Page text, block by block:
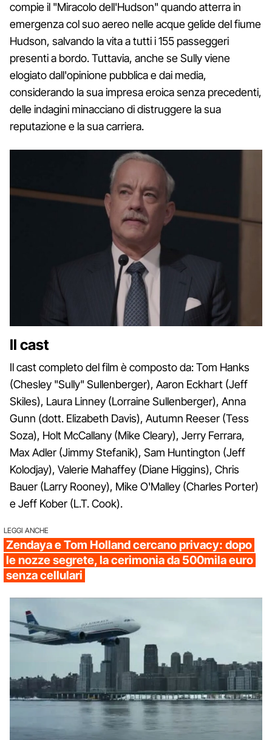
compie il "Miracolo dell'Hudson" quando atterra in
emergenza col suo aereo nelle acque gelide del fiume
Hudson, salvando la vita a tutti i 155 passeggeri
presenti a bordo. Tuttavia, anche se Sully viene
elogiato dall'opinione pubblica e dai media,
considerando la sua impresa eroica senza precedenti,
delle indagini minacciano di distruggere la sua
reputazione e la sua carriera.
Il cast
Il cast completo del film è composto da: Tom Hanks
(Chesley "Sully" Sullenberger), Aaron Eckhart (Jeff
Skiles), Laura Linney (Lorraine Sullenberger), Anna
Gunn (dott. Elizabeth Davis), Autumn Reeser (Tess
Soza), Holt McCallany (Mike Cleary), Jerry Ferrara,
Max Adler (Jimmy Stefanik), Sam Huntington (Jeff
Kolodjay), Valerie Mahaffey (Diane Higgins), Chris
Bauer (Larry Rooney), Mike O'Malley (Charles Porter)
e Jeff Kober (L.T. Cook).
LEGGI ANCHE
Zendaya e Tom Holland cercano privacy: dopo
le nozze segrete, la cerimonia da 500mila euro
senza cellulari